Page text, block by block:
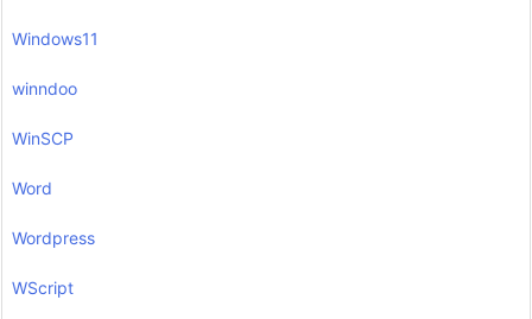
Windows11
winndoo
WinSCP
Word
Wordpress
WScript